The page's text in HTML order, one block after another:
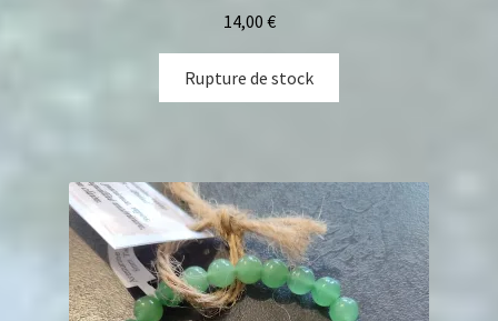
14,00 €
Rupture de stock